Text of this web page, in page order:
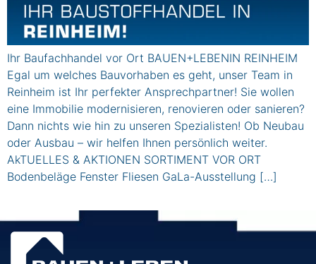
Ihr Baufachhandel vor Ort BAUEN+LEBENIN REINHEIM
Egal um welches Bauvorhaben es geht, unser Team in
Reinheim ist Ihr perfekter Ansprechpartner! Sie wollen
eine Immobilie modernisieren, renovieren oder sanieren?
Dann nichts wie hin zu unseren Spezialisten! Ob Neubau
oder Ausbau – wir helfen Ihnen persönlich weiter.
AkTUELLES & AKTIONEN SORTIMENT VOR ORT
Bodenbeläge Fenster Fliesen GaLa-Ausstellung […]